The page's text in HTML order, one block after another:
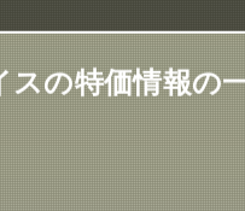
スの特価情報の